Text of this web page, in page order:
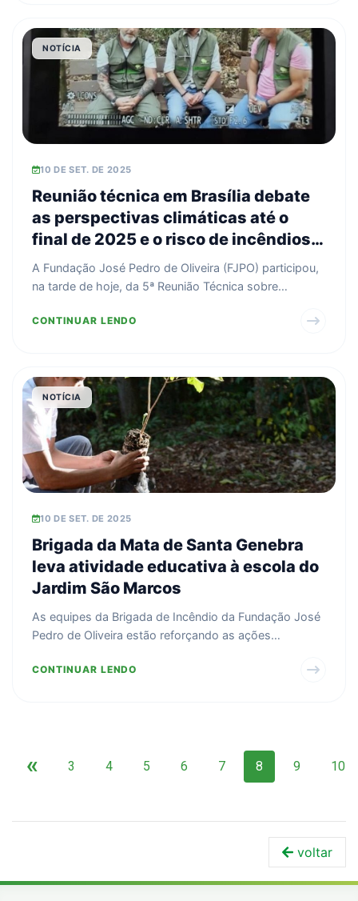
NOTÍCIA
10 DE SET. DE 2025
Reunião técnica em Brasília debate
as perspectivas climáticas até o
final de 2025 e o risco de incêndios
florestais
A Fundação José Pedro de Oliveira (FJPO) participou,
na tarde de hoje, da 5ª Reunião Técnica sobre
CONTINUAR LENDO
NOTÍCIA
10 DE SET. DE 2025
Brigada da Mata de Santa Genebra
leva atividade educativa à escola do
Jardim São Marcos
As equipes da Brigada de Incêndio da Fundação José
Pedro de Oliveira estão reforçando as ações
CONTINUAR LENDO
« 3 4 5 6 7 8 9 10
voltar